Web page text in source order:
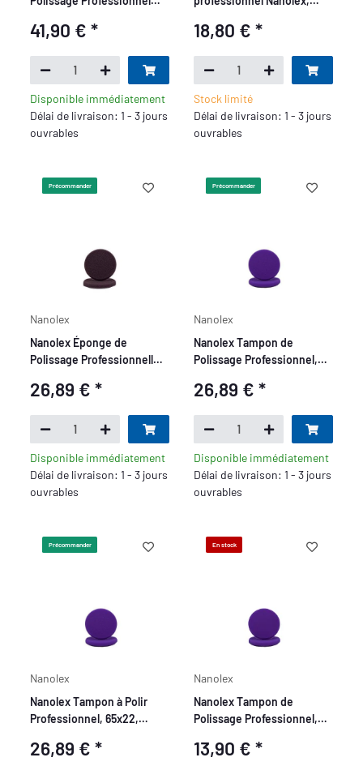
Gris x5
41,90 €*
Disponible immédiatement
Délai de livraison: 1 - 3 jours
ouvrables
18,80 € *
Stock limité
Délai de livraison: 1 - 3 jours
ouvrables
Précommander
Nanolex
Nanolex Éponge de
Polissage Professionnelle,
26,89 €*
Disponible immédiatement
Délai de livraison: 1 - 3 jours
ouvrables
Précommander
Nanolex
Nanolex Tampon de
Polissage Professionnel,
26,89 € *
Disponible immédiatement
Délai de livraison: 1 - 3 jours
ouvrables
Précommander
Nanolex
Nanolex Tampon à Polir
Professionnel, 65x22,
26,89 €*
En stock
Nanolex
Nanolex Tampon de
Polissage Professionnel,
Violet, x3
13,90 € *